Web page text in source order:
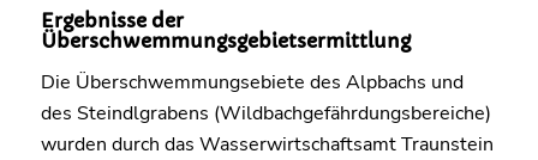
Ergebnisse der
Überschwemmungsgebietsermittlung
Die Überschwemmungsebiete des Alpbachs und
des Steindlgrabens (Wildbachgefährdungsbereiche)
wurden durch das Wasserwirtschaftsamt Traunstein